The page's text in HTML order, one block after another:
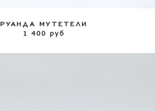
РУАНДА МУТЕТЕЛИ
1 400 руб